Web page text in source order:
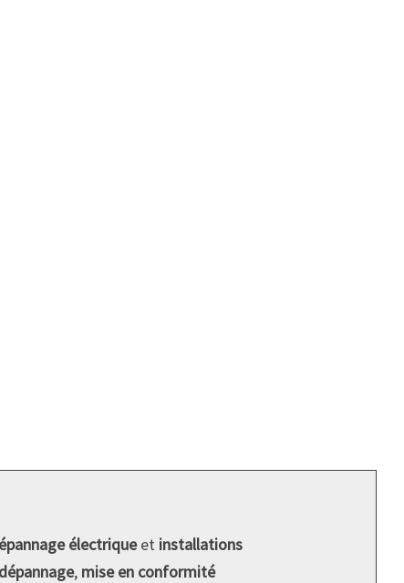
électriqueet installations
dépannage, mise en conformité